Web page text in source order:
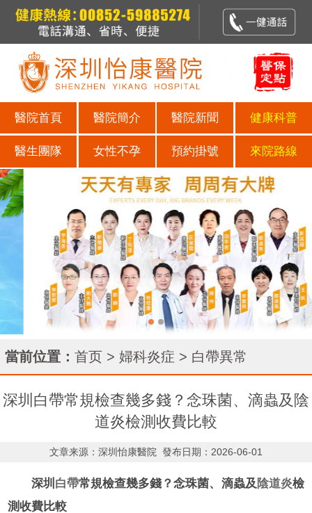
醫院首頁 醫院簡介 醫院新聞 健康科普
醫生團隊 女性不孕 預約掛號 來院路線
當前位置： 首页 > 婦科炎症 > 白帶異常
深圳白帶常規檢查幾多錢？念珠菌、滴蟲及陰
道炎檢測收費比較
文章来源：深圳怡康醫院 發布日期：2026-06-01
深圳 白帶常規檢查幾多錢？念珠菌、滴蟲及陰道炎檢
測收費比較